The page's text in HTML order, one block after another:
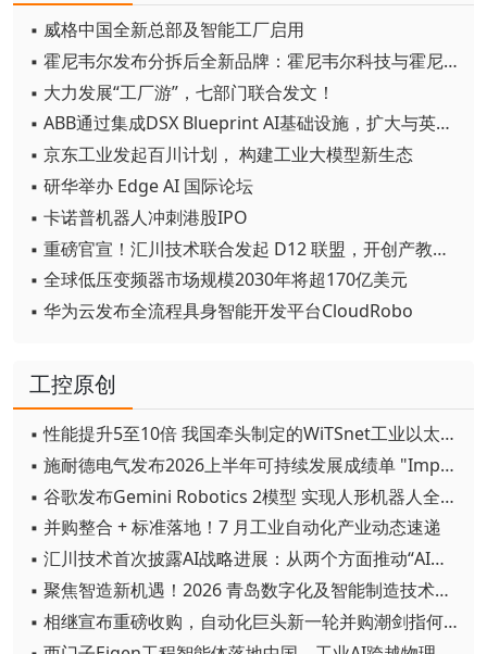
▪ 威格中国全新总部及智能工厂启用
▪ 霍尼韦尔发布分拆后全新品牌：霍尼韦尔科技与霍尼韦尔航空航天
▪ 大力发展“工厂游”，七部门联合发文！
▪ ABB通过集成DSX Blueprint AI基础设施，扩大与英伟达的合作
▪ 京东工业发起百川计划， 构建工业大模型新生态
▪ 研华举办 Edge AI 国际论坛
▪ 卡诺普机器人冲刺港股IPO
▪ 重磅官宣！汇川技术联合发起 D12 联盟，开创产教融合新范式
▪ 全球低压变频器市场规模2030年将超170亿美元
▪ 华为云发布全流程具身智能开发平台CloudRobo
工控原创
▪ 性能提升5至10倍 我国牵头制定的WiTSnet工业以太网国际标准正式发布
▪ 施耐德电气发布2026上半年可持续发展成绩单 "Impact 2030"路线图开局稳健
▪ 谷歌发布Gemini Robotics 2模型 实现人形机器人全身智能控制突破
▪ 并购整合 + 标准落地！7 月工业自动化产业动态速递
▪ 汇川技术首次披露AI战略进展：从两个方面推动“AI业务化”落地
▪ 聚焦智造新机遇！2026 青岛数字化及智能制造技术论坛圆满落幕
▪ 相继宣布重磅收购，自动化巨头新一轮并购潮剑指何方？